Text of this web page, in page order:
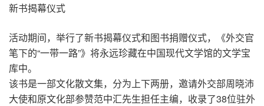
新书揭幕仪式
活动期间，举行了新书揭幕仪式和图书捐赠仪式，《外交官
笔下的“一带一路”》将永远珍藏在中国现代文学馆的文学宝
库中。
该书是一部文化散文集，分为上下两册，邀请外交部周晓沛
大使和原文化部参赞范中汇先生担任主编，收录了38位驻外